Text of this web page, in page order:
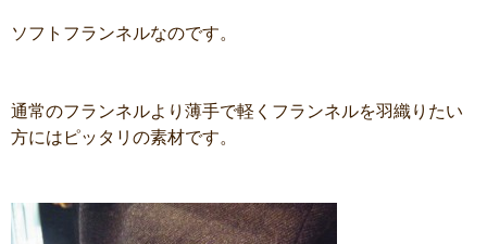
ソフトフランネルなのです。
通常のフランネルより薄手で軽くフランネルを羽織りたい
方にはピッタリの素材です。